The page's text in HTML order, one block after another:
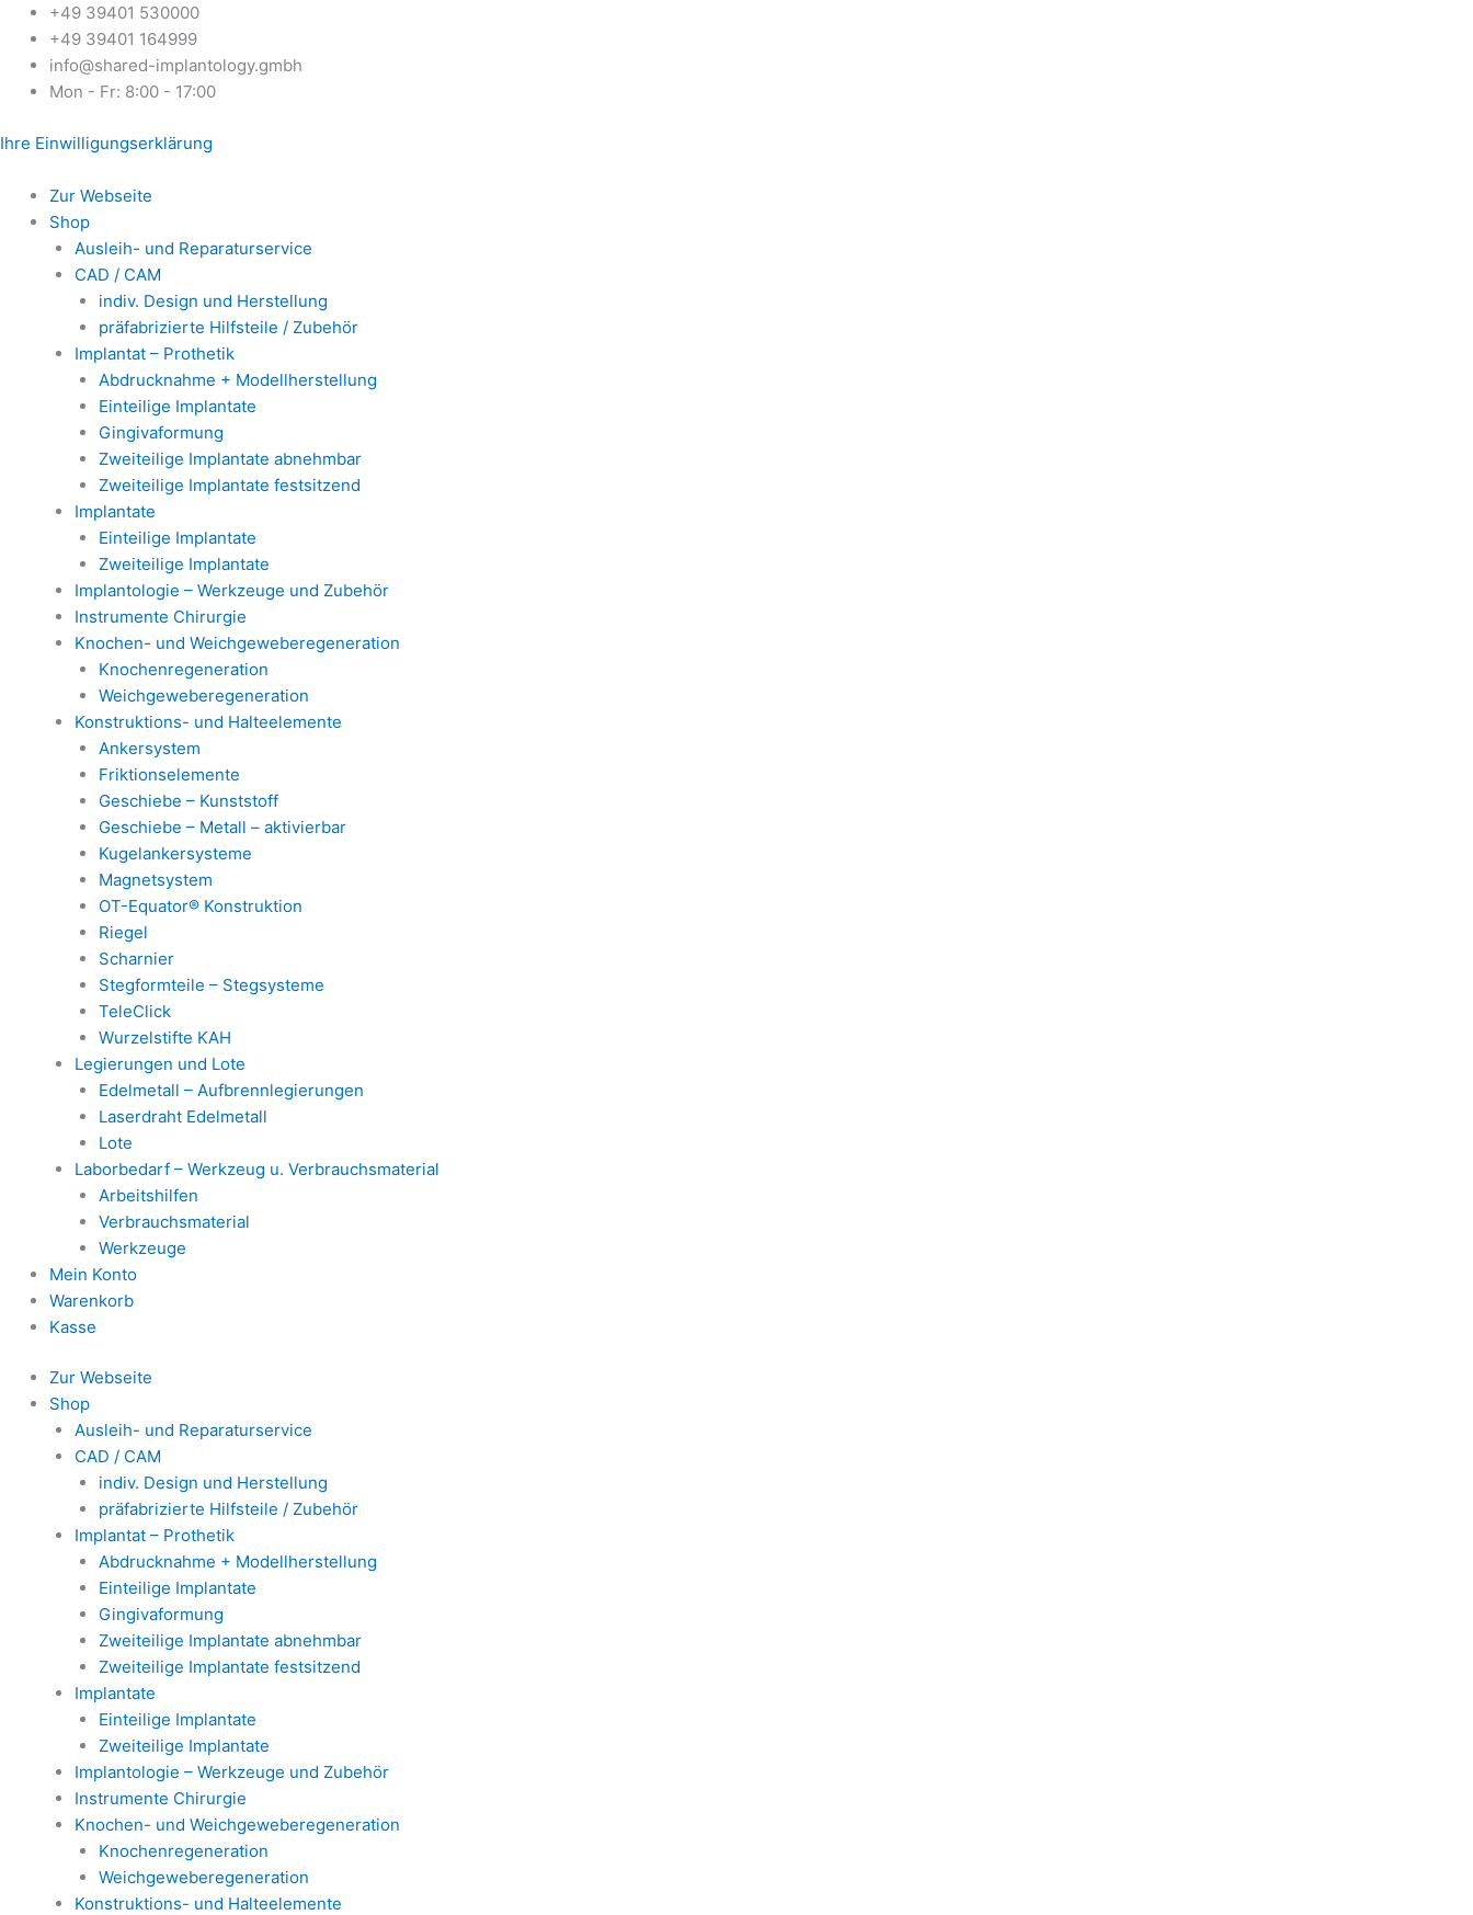
Zum
Inhalt
springen
+49 39401 530000
+49 39401 164999
info@shared-implantology.gmbh
Mon - Fr: 8:00 - 17:00
Ihre Einwilligungserklärung
Zur Webseite
Shop
Ausleih- und Reparaturservice
CAD / CAM
indiv. Design und Herstellung
präfabrizierte Hilfsteile / Zubehör
Implantat – Prothetik
Abdrucknahme + Modellherstellung
Einteilige Implantate
Gingivaformung
Zweiteilige Implantate abnehmbar
Zweiteilige Implantate festsitzend
Implantate
Einteilige Implantate
Zweiteilige Implantate
Implantologie – Werkzeuge und Zubehör
Instrumente Chirurgie
Knochen- und Weichgeweberegeneration
Knochenregeneration
Weichgeweberegeneration
Konstruktions- und Halteelemente
Ankersystem
Friktionselemente
Geschiebe – Kunststoff
Geschiebe – Metall – aktivierbar
Kugelankersysteme
Magnetsystem
OT-Equator® Konstruktion
Riegel
Scharnier
Stegformteile – Stegsysteme
TeleClick
Wurzelstifte KAH
Legierungen und Lote
Edelmetall – Aufbrennlegierungen
Laserdraht Edelmetall
Lote
Laborbedarf – Werkzeug u. Verbrauchsmaterial
Arbeitshilfen
Verbrauchsmaterial
Werkzeuge
Mein Konto
Warenkorb
Kasse
Zur Webseite
Shop
Ausleih- und Reparaturservice
CAD / CAM
indiv. Design und Herstellung
präfabrizierte Hilfsteile / Zubehör
Implantat – Prothetik
Abdrucknahme + Modellherstellung
Einteilige Implantate
Gingivaformung
Zweiteilige Implantate abnehmbar
Zweiteilige Implantate festsitzend
Implantate
Einteilige Implantate
Zweiteilige Implantate
Implantologie – Werkzeuge und Zubehör
Instrumente Chirurgie
Knochen- und Weichgeweberegeneration
Knochenregeneration
Weichgeweberegeneration
Konstruktions- und Halteelemente